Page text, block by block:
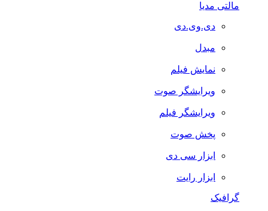
مالتی مدیا
دی.وی.دی
مبدل
نمایش فیلم
ویرایشگر صوت
ویرایشگر فیلم
پخش صوت
ابزار سی دی
ابزار رایت
گرافیک